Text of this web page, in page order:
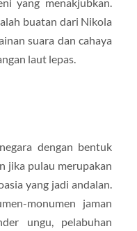
buatan dari Nikola
suara dan cahaya
laut lepas.
dengan bentuk
jika pulau merupakan
yang jadi andalan.
monumen jaman
ungu, pelabuhan